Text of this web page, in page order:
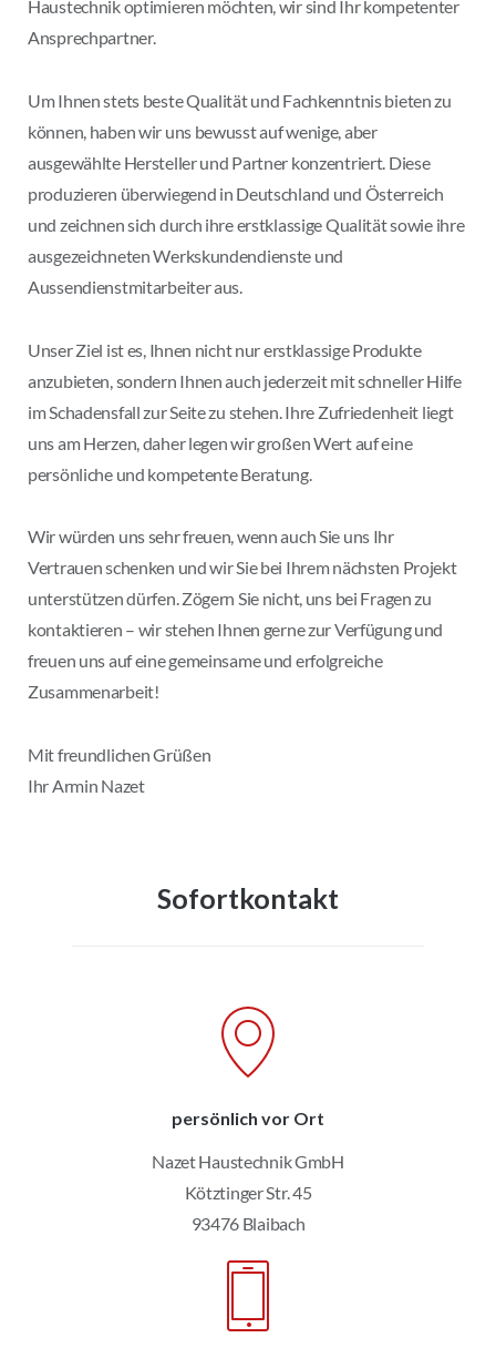
Haustechnik optimieren möchten, wir sind Ihr kompetenter
Ansprechpartner.
Um Ihnen stets beste Qualität und Fachkenntnis bieten zu
können, haben wir uns bewusst auf wenige, aber
ausgewählte Hersteller und Partner konzentriert. Diese
produzieren überwiegend in Deutschland und Österreich
und zeichnen sich durch ihre erstklassige Qualität sowie ihre
ausgezeichneten Werkskundendienste und
Aussendienstmitarbeiter aus.
Unser Ziel ist es, Ihnen nicht nur erstklassige Produkte
anzubieten, sondern Ihnen auch jederzeit mit schneller Hilfe
im Schadensfall zur Seite zu stehen. Ihre Zufriedenheit liegt
uns am Herzen, daher legen wir großen Wert auf eine
persönliche und kompetente Beratung.
Wir würden uns sehr freuen, wenn auch Sie uns Ihr
Vertrauen schenken und wir Sie bei Ihrem nächsten Projekt
unterstützen dürfen. Zögern Sie nicht, uns bei Fragen zu
kontaktieren – wir stehen Ihnen gerne zur Verfügung und
freuen uns auf eine gemeinsame und erfolgreiche
Zusammenarbeit!
Mit freundlichen Grüßen
Ihr Armin Nazet
Sofortkontakt
persönlich vor Ort
Nazet Haustechnik GmbH
Kötztinger Str. 45
93476 Blaibach